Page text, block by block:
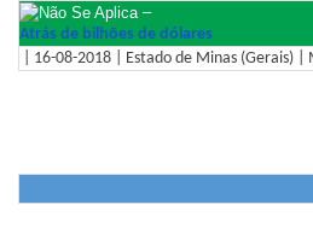
–
Atrás de bilhões de dólares
| 16-08-2018 | Estado de Minas (Gerais) |